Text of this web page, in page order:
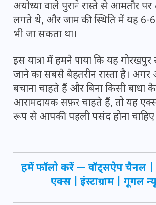
अयोध्या वाले पुराने रास्ते से आमतौर
लगते थे, और जाम की स्थिति में यह 6-
भी जा सकता था।
इस यात्रा में हमने पाया कि यह
जाने का सबसे बेहतरीन रास्ता है।
बचाना चाहते हैं और बिना किसी बाधा के
आरामदायक सफ़र चाहते हैं, तो यह
रूप से आपकी पहली पसंद होना
हमें फॉलो करें — वॉट्सऐप चैनल
एक्स
इंस्टाग्राम गूगल